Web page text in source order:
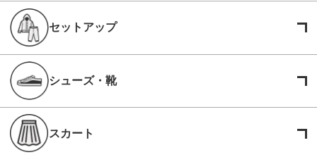
セットアップ
シューズ・靴
スカート